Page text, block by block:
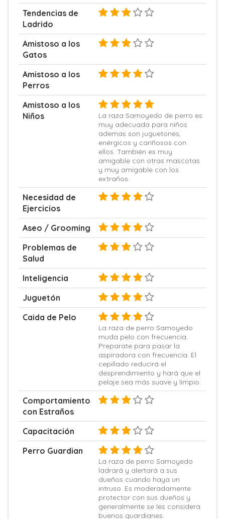
Tendencias de
Ladrido
Amistoso a los
Gatos
Amistoso a los
Perros
Amistoso a los
Niños
La raza Samoyedo de perro es
muy adecuada para niños
ademas son juguetones,
enérgicos y cariñosos con
ellos. También es muy
amigable con otras mascotas
y muy amigable con los
extraños.
Necesidad de
Ejercicios
Aseo / Grooming
Problemas de
Salud
Inteligencia
Juguetón
Caida de Pelo
La raza de perro Samoyedo
muda pelo con frecuencia.
Preparate para pasar la
aspiradora con frecuencia. El
cepillado reducirá el
desprendimiento y hará que el
pelaje sea más suave y limpio.
Comportamiento
con Estraños
Capacitación
Perro Guardian
La raza de perro Samoyedo
ladrará y alertará a sus
dueños cuando haya un
intruso. Es moderadamente
protector con sus dueños y
generalmente se les considera
buenos guardianes.